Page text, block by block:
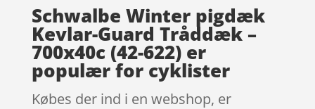
Schwalbe Winter pigdæk
Kevlar-Guard Tråddæk –
700x40c (42-622) er
populær for cyklister
Købes der ind i en webshop, er